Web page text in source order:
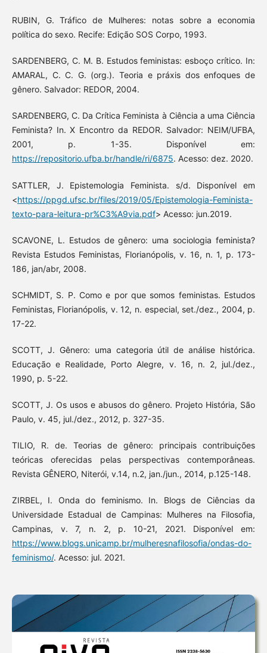
RUBIN, G. Tráfico de Mulheres: notas sobre a economia
política do sexo. Recife: Edição SOS Corpo, 1993.
SARDENBERG, C. M. B. Estudos feministas: esboço crítico. In:
AMARAL, C. C. G. (org.). Teoria e práxis dos enfoques de
gênero. Salvador: REDOR, 2004.
SARDENBERG, C. Da Crítica Feminista à Ciência a uma Ciência
Feminista? In. X Encontro da REDOR. Salvador: NEIM/UFBA,
2001, p. 1-35. Disponível em:
https://repositorio.ufba.br/handle/ri/6875. Acesso: dez. 2020.
SATTLER, J. Epistemologia Feminista. s/d. Disponível em
<https://ppgd.ufsc.br/files/2019/05/Epistemologia-Feminista-
texto-para-leitura-pr%C3%A9via.pdf> Acesso: jun.2019.
SCAVONE, L. Estudos de gênero: uma sociologia feminista?
Revista Estudos Feministas, Florianópolis, v. 16, n. 1, p. 173-
186, jan/abr, 2008.
SCHMIDT, S. P. Como e por que somos feministas. Estudos
Feministas, Florianópolis, v. 12, n. especial, set./dez., 2004, p.
17-22.
SCOTT, J. Gênero: uma categoria útil de análise histórica.
Educação e Realidade, Porto Alegre, v. 16, n. 2, jul./dez.,
1990, p. 5-22.
SCOTT, J. Os usos e abusos do gênero. Projeto História, São
Paulo, v. 45, jul./dez., 2012, p. 327-35.
TILIO, R. de. Teorias de gênero: principais contribuições
teóricas oferecidas pelas perspectivas contemporâneas.
Revista GÊNERO, Niterói, v.14, n.2, jan./jun., 2014, p.125-148.
ZIRBEL, I. Onda do feminismo. In. Blogs de Ciências da
Universidade Estadual de Campinas: Mulheres na Filosofia,
Campinas, v. 7, n. 2, p. 10-21, 2021. Disponível em:
https://www.blogs.unicamp.br/mulheresnafilosofia/ondas-do-
feminismo/. Acesso: jul. 2021.